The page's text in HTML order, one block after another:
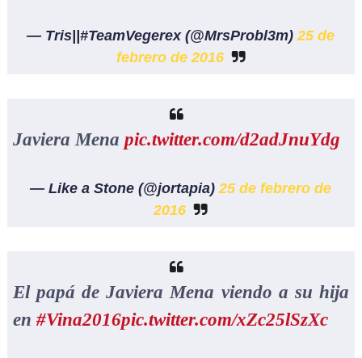
— Tris||#TeamVegerex (@MrsProbl3m)25 de
febrero de 2016
Javiera Mena pic.twitter.com/d2adJnuYdg
— Like a Stone (@jortapia)25 de febrero de
2016
El papá de Javiera Mena viendo a su hija
en #Vina2016pic.twitter.com/xZc25lSzXc